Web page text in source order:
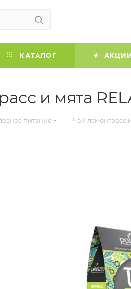
КАТАЛОГ АКЦИИ
и мята
питание — Чай лемонграсс